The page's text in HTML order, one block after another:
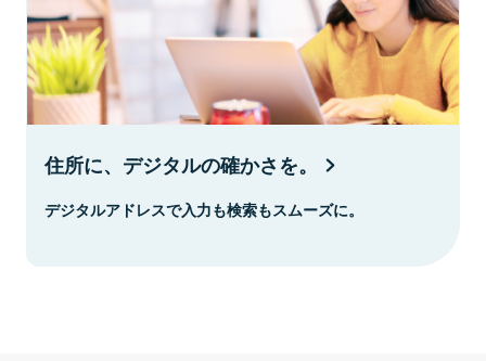
住所に、デジタルの確かさを。
デジタルアドレスで入力も検索もスムーズに。